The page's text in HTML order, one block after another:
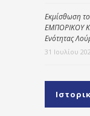
Εκμίσθωση
ΕΜΠΟΡΙΚΟΥ
Ενότητας
31 Ιουλίου